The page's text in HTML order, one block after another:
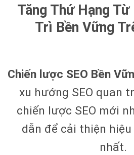
Tăng Thứ Hạng Từ
Trì Bền Vững
Chiến lược SEO Bền
xu hướng SEO quan
chiến lược SEO mới
dẫn để cải thiện hiệu
nhất.